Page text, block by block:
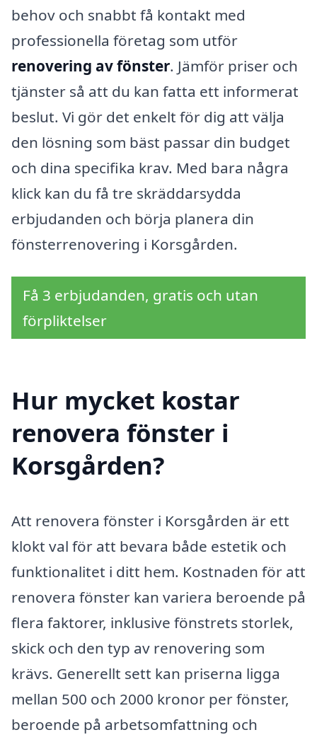
behov och snabbt få kontakt med
professionella företag som utför
renovering av fönster. Jämför priser och
tjänster så att du kan fatta ett informerat
beslut. Vi gör det enkelt för dig att välja
den lösning som bäst passar din budget
och dina specifika krav. Med bara några
klick kan du få tre skräddarsydda
erbjudanden och börja planera din
fönsterrenovering i Korsgården.
Få 3 erbjudanden, gratis och utan
förpliktelser
Hur mycket kostar
renovera fönster i
Korsgården?
Att renovera fönster i Korsgården är ett
klokt val för att bevara både estetik och
funktionalitet i ditt hem. Kostnaden för att
renovera fönster kan variera beroende på
flera faktorer, inklusive fönstrets storlek,
skick och den typ av renovering som
krävs. Generellt sett kan priserna ligga
mellan 500 och 2000 kronor per fönster,
beroende på arbetsomfattning och